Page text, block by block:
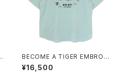
BECOME A TIGER EMBROI
DERED HALFSLEEVE SHIRT
S light-blue
¥16,500